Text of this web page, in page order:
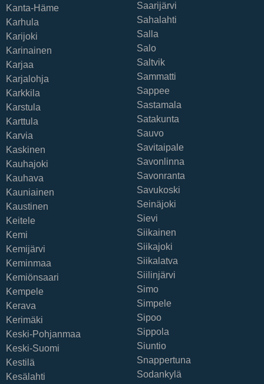
Kanta-Häme
Karhula
Karijoki
Karinainen
Karjaa
Karjalohja
Karkkila
Karstula
Karttula
Karvia
Kaskinen
Kauhajoki
Kauhava
Kauniainen
Kaustinen
Keitele
Kemi
Kemijärvi
Keminmaa
Kemiönsaari
Kempele
Kerava
Kerimäki
Keski-Pohjanmaa
Keski-Suomi
Kestilä
Kesälahti
Saarijärvi
Sahalahti
Salla
Salo
Saltvik
Sammatti
Sappee
Sastamala
Satakunta
Sauvo
Savitaipale
Savonlinna
Savonranta
Savukoski
Seinäjoki
Sievi
Siikainen
Siikajoki
Siikalatva
Siilinjärvi
Simo
Simpele
Sipoo
Sippola
Siuntio
Snappertuna
Sodankylä